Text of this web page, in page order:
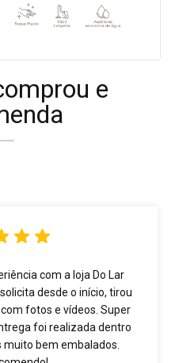
e
com a loja Do Lar
desde o início, tirou
fotos e vídeos. Super
foi realizada dentro
bem embalados.